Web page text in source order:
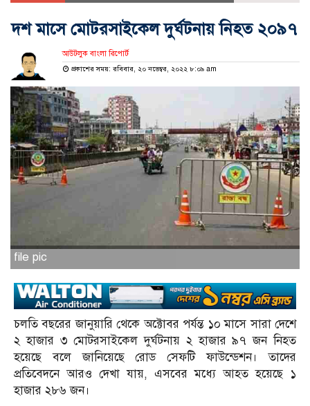
দশ মাসে মোটরসাইকেল দুর্ঘটনায় নিহত ২০৯৭
আউটলুক বাংলা রিপোর্ট
প্রকাশের সময়: রবিবার, ২০ নভেম্বর, ২০২২ ৮:০৯ am
file pic
চলতি বছরের জানুয়ারি থেকে অক্টোবর পর্যন্ত ১০ মাসে সারা দেশে
২ হাজার ৩ মোটরসাইকেল দুর্ঘটনায় ২ হাজার ৯৭ জন নিহত
হয়েছে বলে জানিয়েছে রোড সেফটি ফাউন্ডেশন। তাদের
প্রতিবেদনে আরও দেখা যায়, এসবের মধ্যে আহত হয়েছে ১
হাজার ২৮৬ জন।